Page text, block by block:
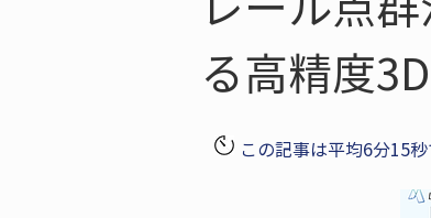
る高精度
この記事は平均6分15